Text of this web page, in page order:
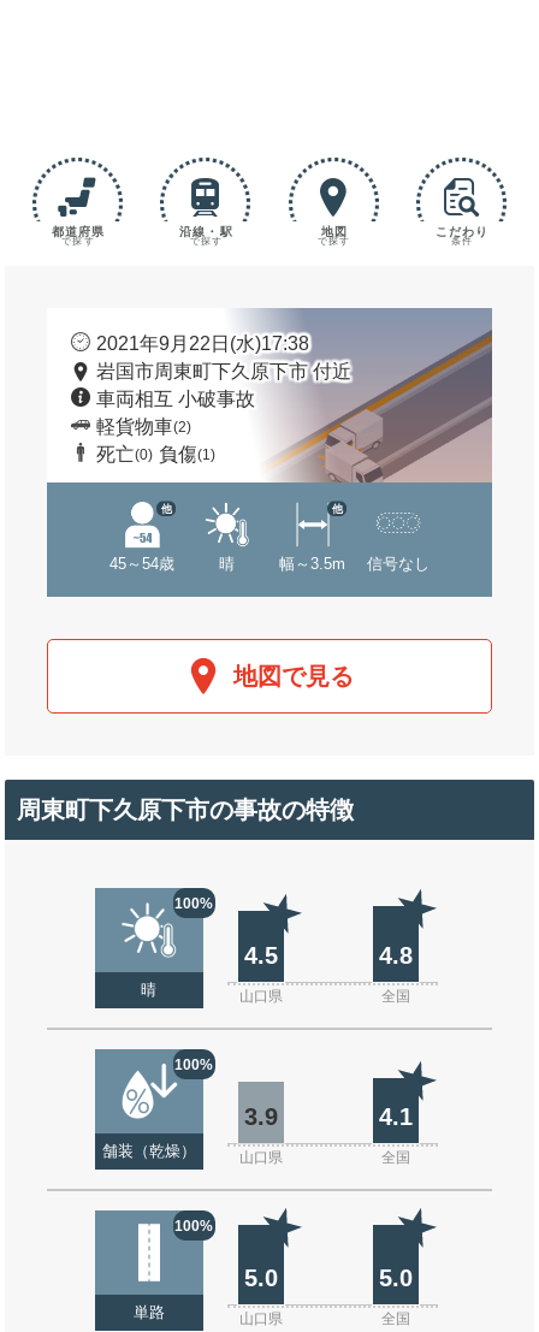
都道府県
で探す
沿線・駅
で探す
地図
で探す
こだわり
条件
2021年9月22日(水)17:38
岩国市周東町下久原下市 付近
車両相互 小破事故
軽貨物車(2)
死亡(0) 負傷(1)
45～54歳
他
晴 幅～3.5m
他
信号なし
地図で見る
周東町下久原下市の事故の特徴
100%
晴
4.5 4.8
山口県 全国
100%
舗装（乾燥）
3.9 4.1
山口県 全国
100%
単路
5.0 5.0
山口県 全国